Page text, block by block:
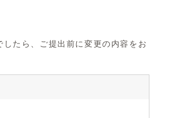
たら、ご提出前に変更の内容をお